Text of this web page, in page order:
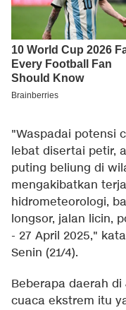
"Waspadai potensi
lebat disertai petir,
puting beliung di
mengakibatkan
hidrometeorologi,
longsor, jalan licin,
- 27 April 2025,"
Senin (21/4).
Beberapa daerah
cuaca ekstrem itu